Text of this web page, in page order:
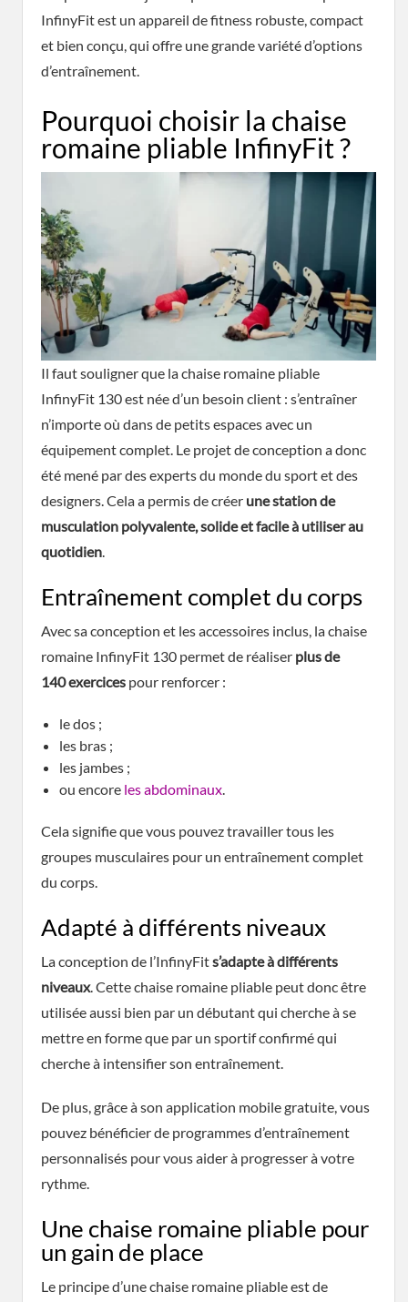
InfinyFit est un appareil de fitness robuste, compact
et bien conçu, qui offre une grande variété d’options
d’entraînement.
Pourquoi choisir la chaise
romaine pliable InfinyFit ?
Il faut souligner que la chaise romaine pliable
InfinyFit 130 est née d’un besoin client : s’entraîner
n’importe où dans de petits espaces avec un
équipement complet. Le projet de conception a donc
été mené par des experts du monde du sport et des
designers. Cela a permis de créer une station de
musculation polyvalente, solide et facile à utiliser au
quotidien.
Entraînement complet du corps
Avec sa conception et les accessoires inclus, la chaise
romaine InfinyFit 130 permet de réaliser plus de
140 exercices pour renforcer :
le dos ;
les bras ;
les jambes ;
ou encore les abdominaux.
Cela signifie que vous pouvez travailler tous les
groupes musculaires pour un entraînement complet
du corps.
Adapté à différents niveaux
La conception de l’InfinyFits’adapte à différents
niveaux. Cette chaise romaine pliable peut donc être
utilisée aussi bien par un débutant qui cherche à se
mettre en forme que par un sportif confirmé qui
cherche à intensifier son entraînement.
De plus, grâce à son application mobile gratuite, vous
pouvez bénéficier de programmes d’entraînement
personnalisés pour vous aider à progresser à votre
rythme.
Une chaise romaine pliable pour
un gain de place
Le principe d’une chaise romaine pliable est de